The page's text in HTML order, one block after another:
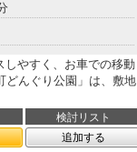
しやすく、お車での移動
どんぐり公園」は、敷地
検討リスト
追加する